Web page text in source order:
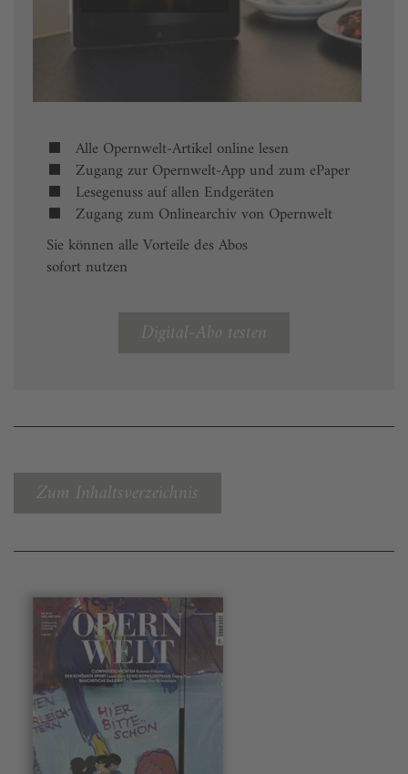
Alle Opernwelt-Artikel online lesen
Zugang zur Opernwelt-App und zum ePaper
Lesegenuss auf allen Endgeräten
Zugang zum Onlinearchiv von Opernwelt
Sie können alle Vorteile des Abos
sofort nutzen
Digital-Abo testen
Zum Inhaltsverzeichnis